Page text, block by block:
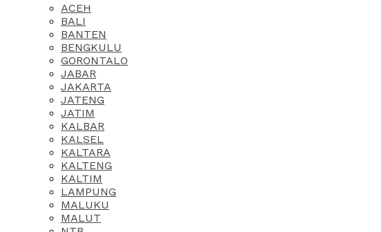
ACEH
BALI
BANTEN
BENGKULU
GORONTALO
JABAR
JAKARTA
JATENG
JATIM
KALBAR
KALSEL
KALTARA
KALTENG
KALTIM
LAMPUNG
MALUKU
MALUT